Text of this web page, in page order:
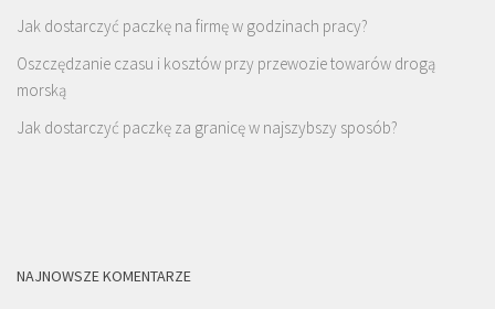
Jak dostarczyć paczkę na firmę w godzinach pracy?
Oszczędzanie czasu i kosztów przy przewozie towarów drogą
morską
Jak dostarczyć paczkę za granicę w najszybszy sposób?
NAJNOWSZE KOMENTARZE